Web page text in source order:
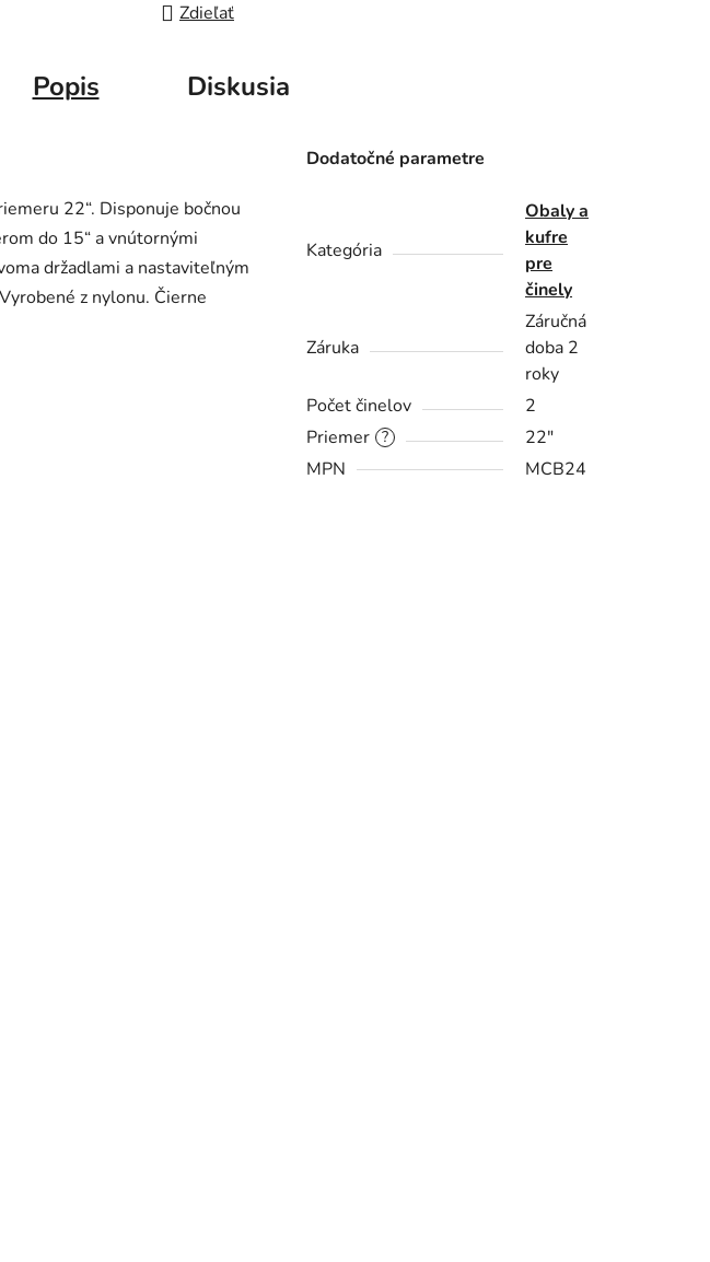
Zdieľať
Popis Diskusia
22“. Disponuje bočnou
do 15“ a vnútornými
držadlami a nastaviteľným
z nylonu. Čierne
Dodatočné parametre
Kategória
Obaly a
kufre
pre
činely
Záruka
Záručná
doba 2
roky
Počet činelov
2
?
Priemer
22"
MPN
MCB24